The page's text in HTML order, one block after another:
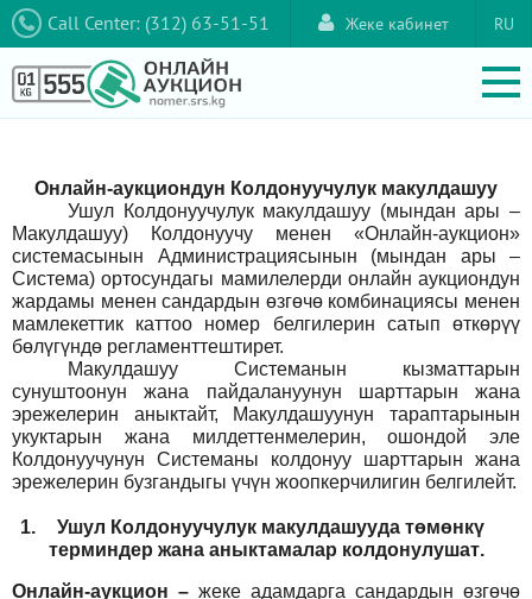
Call Center: (312) 63-51-51 RU
Жеке кабинет
Онлайн-аукциондун Колдонуучулук макулдашуу
Ушул Колдонуучулук макулдашуу (мындан ары –
Макулдашуу) Колдонуучу менен «Онлайн-аукцион»
системасынын Администрациясынын (мындан ары –
Система) ортосундагы мамилелерди онлайн аукциондун
жардамы менен сандардын өзгөчө комбинациясы менен
мамлекеттик каттоо номер белгилерин сатып өткөрүү
бөлүгүндө регламенттештирет.
Макулдашуу Системанын кызматтарын
сунуштоонун жана пайдалануунун шарттарын жана
эрежелерин аныктайт, Макулдашуунун тараптарынын
укуктарын жана милдеттенмелерин, ошондой эле
Колдонуучунун Системаны колдонуу шарттарын жана
эрежелерин бузгандыгы үчүн жоопкерчилигин белгилейт.
1.
Ушул Колдонуучулук макулдашууда төмөнкү
терминдер жана аныктамалар колдонулушат.
Онлайн-аукцион – жеке адамдарга сандардын өзгөчө